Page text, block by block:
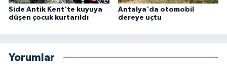
Side Antik Kent'te kuyuya
düşen çocuk kurtarıldı
Antalya'da otomobil
dereye uçtu
Yorumlar